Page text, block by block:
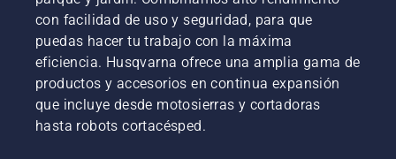
decides
cómo
quieres
interactuar
con el
Husqvarna
Automower®.
alquilándolas
en los
puntos
de
recogida
que
con facilidad de uso y seguridad, para que
puedas hacer tu trabajo con la máxima
eficiencia. Husqvarna ofrece una amplia gama de
productos y accesorios en continua expansión
que incluye desde motosierras y cortadoras
hasta robots cortacésped.